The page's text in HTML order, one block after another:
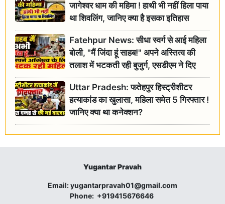
जागेश्वर धाम की महिमा ! हाथी भी नहीं हिला पाया
था शिवलिंग, जानिए क्या है इसका इतिहास
Fatehpur News: सीधा स्वर्ग से आई महिला
बोली, "मैं जिंदा हूं साहब!" अपने अस्तित्व की
तलाश में भटकती रही बुजुर्ग, एसडीएम ने दिए
जांच के आदेश
Uttar Pradesh: फतेहपुर हिस्ट्रीशीटर
हत्याकांड का खुलासा, महिला समेत 5 गिरफ्तार !
जानिए क्या था कनेक्शन?
Yugantar Pravah
Email:yugantarpravah01@gmail.com
Phone: +919415676646